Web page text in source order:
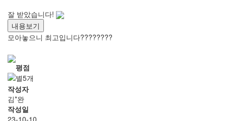
잘 받았습니다!
내용보기
모아놓으니 최고입니다????????
평점
작성자
김*완
작성일
23-10-10